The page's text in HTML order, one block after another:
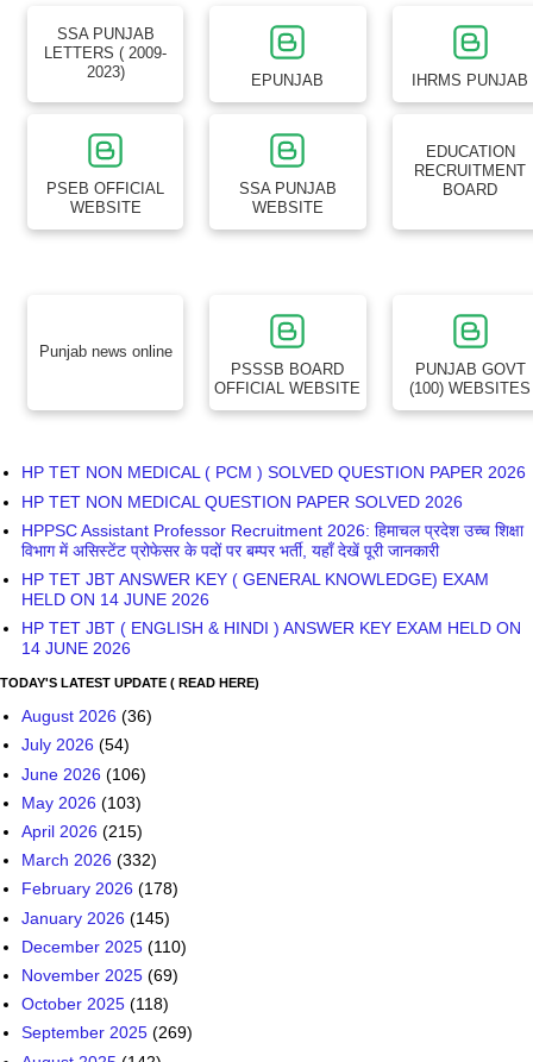
SSA PUNJAB
LETTERS ( 2009-
2023)
EPUNJAB IHRMS PUNJAB
PSEB OFFICIAL
WEBSITE
SSA PUNJAB
WEBSITE
EDUCATION
RECRUITMENT
BOARD
Punjab news online
PSSSB BOARD
OFFICIAL WEBSITE
PUNJAB GOVT
(100) WEBSITES
HP TET NON MEDICAL ( PCM ) SOLVED QUESTION PAPER 2026
HP TET NON MEDICAL QUESTION PAPER SOLVED 2026
HPPSC Assistant Professor Recruitment 2026: हिमाचल प्रदेश उच्च शिक्षा
विभाग में असिस्टेंट प्रोफेसर के पदों पर बम्पर भर्ती, यहाँ देखें पूरी जानकारी
HP TET JBT ANSWER KEY ( GENERAL KNOWLEDGE) EXAM
HELD ON 14 JUNE 2026
HP TET JBT ( ENGLISH & HINDI ) ANSWER KEY EXAM HELD ON
14 JUNE 2026
TODAY'S LATEST UPDATE ( READ HERE)
August 2026 (36)
July 2026 (54)
June 2026 (106)
May 2026 (103)
April 2026 (215)
March 2026 (332)
February 2026 (178)
January 2026 (145)
December 2025 (110)
November 2025 (69)
October 2025 (118)
September 2025 (269)